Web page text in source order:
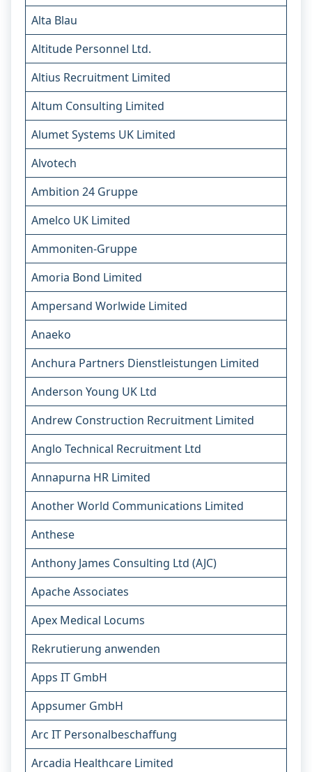
Alta Blau
Altitude Personnel Ltd.
Altius Recruitment Limited
Altum Consulting Limited
Alumet Systems UK Limited
Alvotech
Ambition 24 Gruppe
Amelco UK Limited
Ammoniten-Gruppe
Amoria Bond Limited
Ampersand Worlwide Limited
Anaeko
Anchura Partners Dienstleistungen Limited
Anderson Young UK Ltd
Andrew Construction Recruitment Limited
Anglo Technical Recruitment Ltd
Annapurna HR Limited
Another World Communications Limited
Anthese
Anthony James Consulting Ltd (AJC)
Apache Associates
Apex Medical Locums
Rekrutierung anwenden
Apps IT GmbH
Appsumer GmbH
Arc IT Personalbeschaffung
Arcadia Healthcare Limited